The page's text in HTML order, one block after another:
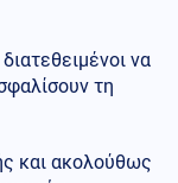
να
τη
και ακολούθως